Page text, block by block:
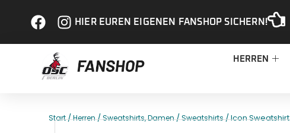
HIER EUREN EIGENEN FANSHOP SICHERN!
HERREN
Start/Herren/Sweatshirts, Damen/Sweatshirts/ Icon Sweatshirt